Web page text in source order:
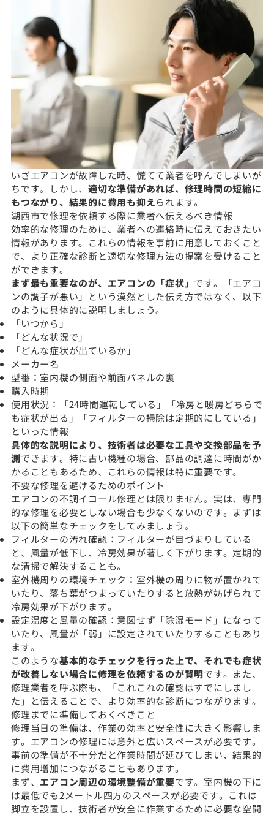
いざエアコンが故障した時、慌てて業者を呼んでしまいが
ちです。しかし、 適切な準備があれば、修理時間の短縮に
もつながり、結果的に費用も抑えられます。
湖西市で修理を依頼する際に業者へ伝えるべき情報
効率的な修理のために、業者への連絡時に伝えておきたい
情報があります。これらの情報を事前に用意しておくこと
で、より正確な診断と適切な修理方法の提案を受けること
ができます。
まず最も重要なのが、エアコンの「症状」 です。「エアコ
ンの調子が悪い」という漠然とした伝え方ではなく、以下
のように具体的に説明しましょう。
「いつから」
「どんな状況で」
「どんな症状が出ているか」
メーカー名
型番：室内機の側面や前面パネルの裏
購入時期
使用状況：「24時間運転している」「冷房と暖房どちらで
も症状が出る」「フィルターの掃除は定期的にしている」
といった情報
具体的な説明により、技術者は必要な工具や交換部品を予
測できます。特に古い機種の場合、部品の調達に時間がか
かることもあるため、これらの情報は特に重要です。
不要な修理を避けるためのポイント
エアコンの不調イコール修理とは限りません。実は、専門
的な修理を必要としない場合も少なくないのです。まずは
以下の簡単なチェックをしてみましょう。
フィルターの汚れ確認：フィルターが目づまりしている
と、風量が低下し、冷房効果が著しく下がります。定期的
な清掃で解決することも。
室外機周りの環境チェック：室外機の周りに物が置かれて
いたり、落ち葉がつまっていたりすると放熱が妨げられて
冷房効果が下がります。
設定温度と風量の確認：意図せず「除湿モード」になって
いたり、風量が「弱」に設定されていたりすることもあり
ます。
このような基本的なチェックを行った上で、それでも症状
が改善しない場合に修理を依頼するのが賢明です。また、
修理業者を呼ぶ際も、「これこれの確認はすでにしまし
た」と伝えることで、より効率的な診断につながります。
修理までに準備しておくべきこと
修理当日の準備は、作業の効率と安全性に大きく影響しま
す。エアコンの修理には意外と広いスペースが必要です。
事前の準備が不十分だと作業時間が延びてしまい、結果的
に費用増加につながることもあります。
まず、 エアコン周辺の環境整備が重要です。室内機の下に
は最低でも2メートル四方のスペースが必要です。これは
脚立を設置し、技術者が安全に作業するために必要な空間